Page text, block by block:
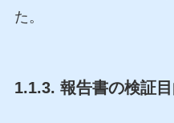
た。
1.1.3. 報告書の検証